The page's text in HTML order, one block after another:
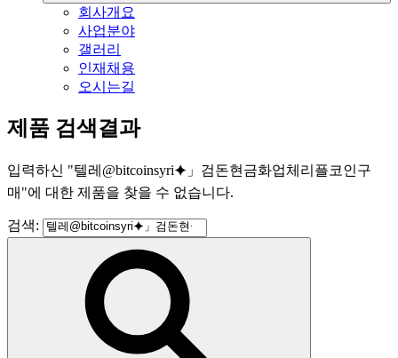
회사개요
사업분야
갤러리
인재채용
오시는길
제품 검색결과
입력하신 "텔레@bitcoinsyri⯌」검돈현금화업체리플코인구
매 "에 대한 제품을 찾을 수 없습니다.
검색: